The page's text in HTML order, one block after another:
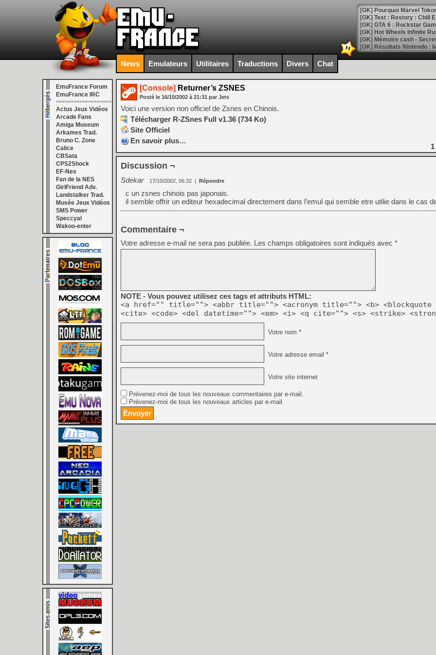
[GK] Pourquoi Marvel
[GK] Test : Restory : Chill
[GK] GTA 6 : Rockstar
[GK] Hot Wheels Infinite
[GK] Mémoire cash -
[GK] Résultats Nintendo :
[GK] Déjà des
[Mo5] Brickboy cherche à
[GK] Minecraft et ses «
[GK] Beast of
[GK] Ubisoft : fin de partie
[GK] Mémoire cash -
[GK] Dan Houser (GTA)
[GK] Comment EA Sports
[GK] Crimson Moon : un
[GK] Isle of Reveries : le
[GK] Moonlighter 2 : The
[GK] Capcom relance
[Mo5] Deux inédits du
[GK] Le beat'em up The
[GK] Endless Legend 2 :
[LS] [PS5] Le WebKit
[GK] Oubliez Crazy Taxi,
[LS] [Switch] NSZ 5.0.0
[GK] No More Room in
[GK] Un chatbot Atelier
[GK] Mémoire cash -
[GK] Nvidia : le prix des
[GK] Suikoden Star Leap
[Mo5] La mini borne
News Emulateurs Utilitaires Traductions Divers Chat
EmuFrance Forum
EmuFrance IRC
===================
Actus Jeux Vidéos
Arcade Fans
Amiga Museum
Arkames Trad.
Bruno C. Zone
Calice
CBSata
CPS2Shock
EF-Nes
Fan de la NES
GirlFriend Adv.
Landstalker Trad.
Musée Jeux Vidéos
SMS Power
Speccyal
Wakoo-enter
[Console] Returner’s ZSNES
Posté le 16/10/2002 à 21:31 par Jets
Voici une version non officiel de Zsnes en Chinois.
Télécharger R-ZSnes Full v1.36 (734 Ko)
Site Officiel
En savoir plus…
1
Discussion ¬
Sdekar 17/10/2002, 06:32 | Répondre
c un zsnes chinois pas japonais.
il semble offrir un editeur hexadecimal directement dans l’emul qui semble etre utilie dans le cas
Commentaire ¬
Votre adresse e-mail ne sera pas publiée. Les champs obligatoires sont indiqués avec *
NOTE - Vous pouvez utilisez ces tags et attributs HTML:
<a href="" title=""> <abbr title=""> <acronym title=""> <b> <blockquote
<cite> <code> <del datetime=""> <em> <i> <q cite=""> <s> <strike>
Votre nom *
Votre adresse email *
Votre site internet
Prévenez-moi de tous les nouveaux commentaires par e-mail.
Prévenez-moi de tous les nouveaux articles par e-mail.